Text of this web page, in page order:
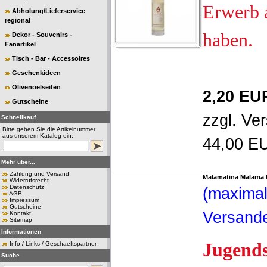
Abholung/Lieferservice
regional
Dekor - Souvenirs -
Fanartikel
Tisch - Bar - Accessoires
Geschenkideen
Olivenoelseifen
Gutscheine
Schnellkauf
Bitte geben Sie die Artikelnummer
aus unserem Katalog ein.
Mehr über...
Zahlung und Versand
Widerrufsrecht
Datenschutz
AGB
Impressum
Gutscheine
Kontakt
Sitemap
Informationen
Info / Links / Geschaeftspartner
Suche
Erwerb
haben.
2,20
zzgl.
44,00
Malamatina Malama